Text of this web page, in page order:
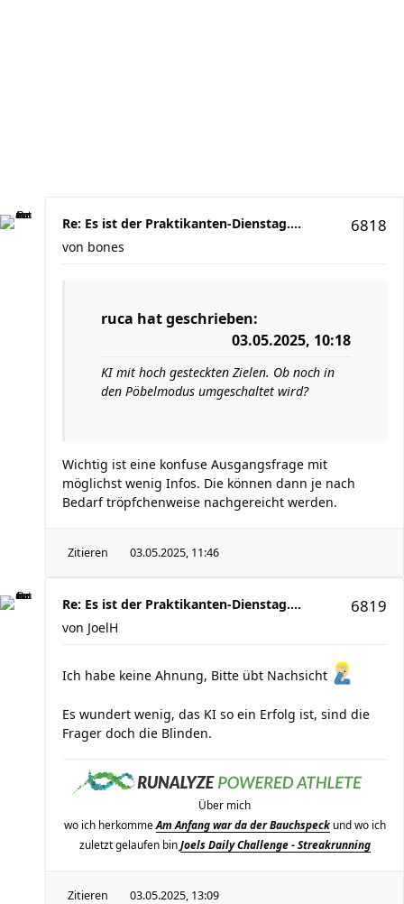
Re: Es ist der Praktikanten-Dienstag.... 6818
von bones
ruca hat geschrieben:
03.05.2025, 10:18
KI mit hoch gesteckten Zielen. Ob noch in
den Pöbelmodus umgeschaltet wird?
Wichtig ist eine konfuse Ausgangsfrage mit
möglichst wenig Infos. Die können dann je nach
Bedarf tröpfchenweise nachgereicht werden.
Zitieren 03.05.2025, 11:46
Re: Es ist der Praktikanten-Dienstag.... 6819
von JoelH
Ich habe keine Ahnung, Bitte übt Nachsicht
Es wundert wenig, das KI so ein Erfolg ist, sind die
Frager doch die Blinden.
Über mich
wo ich herkomme Am Anfang war da der Bauchspeckund wo ich
zuletzt gelaufen binJoels Daily Challenge - Streakrunning
Zitieren 03.05.2025, 13:09